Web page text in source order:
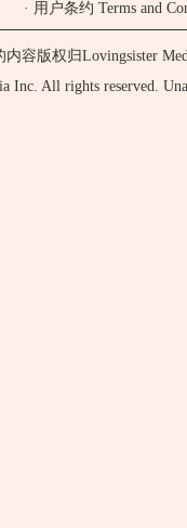
· 用户条约 Terms and
容版权归Lovingsister
Inc. All rights reserved.